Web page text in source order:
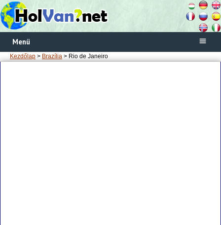
Menü
Kezdőlap > Brazília > Rio de Janeiro